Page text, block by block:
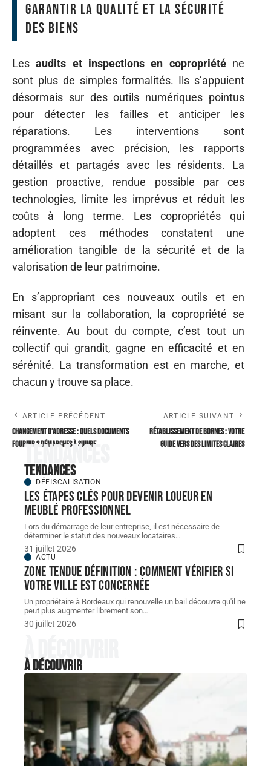
garantir la qualité et la sécurité
des biens
Lesaudits et inspections en copropriéténe
sont plus de simples formalités. Ils s’appuient
désormais sur des outils numériques pointus
pour détecter les failles et anticiper les
réparations. Les interventions sont
programmées avec précision, les rapports
détaillés et partagés avec les résidents. La
gestion proactive, rendue possible par ces
technologies, limite les imprévus et réduit les
coûts à long terme. Les copropriétés qui
adoptent ces méthodes constatent une
amélioration tangible de la sécurité et de la
valorisation de leur patrimoine.
En s’appropriant ces nouveaux outils et en
misant sur la collaboration, la copropriété se
réinvente. Au bout du compte, c’est tout un
collectif qui grandit, gagne en efficacité et en
sérénité. La transformation est en marche, et
chacun y trouve sa place.
ARTICLE PRÉCÉDENT
Changement d’adresse : quels documents
fournir ? Démarches à suivre
ARTICLE SUIVANT
Rétablissement de bornes : votre
guide vers des limites claires
Tendances
Tendances
DÉFISCALISATION
Les étapes clés pour devenir loueur en
meublé professionnel
Lors du démarrage de leur entreprise, il est nécessaire de
déterminer le statut des nouveaux locataires…
31 juillet 2026
ACTU
Zone tendue définition : comment vérifier si
votre ville est concernée
Un propriétaire à Bordeaux qui renouvelle un bail découvre qu'il ne
peut plus augmenter librement son…
30 juillet 2026
À découvrir
À découvrir